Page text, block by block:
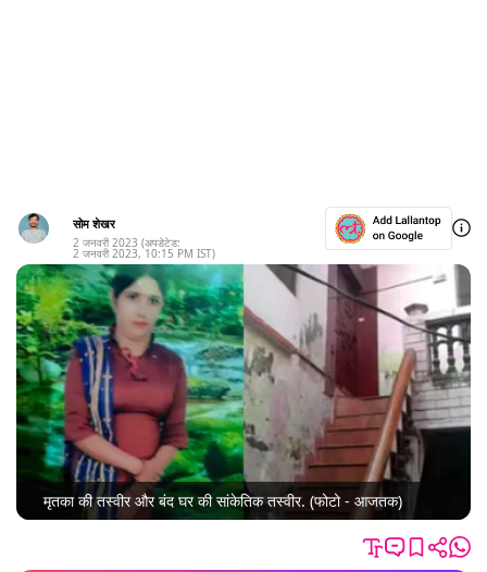
सोम शेखर
2 जनवरी 2023 (अपडेटेड:
2 जनवरी 2023, 10:15 PM IST)
मृतका की तस्वीर और बंद घर की सांकेतिक तस्वीर. (फोटो - आजतक)